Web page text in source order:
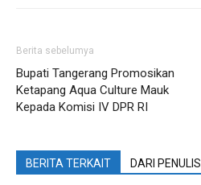
Berita sebelumya
Bupati Tangerang Promosikan
Ketapang Aqua Culture Mauk
Kepada Komisi IV DPR RI
BERITA TERKAIT DARI PENULIS